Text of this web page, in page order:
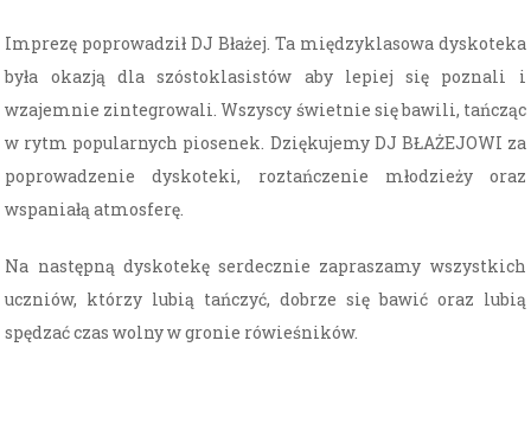
Imprezę poprowadził DJ Błażej. Ta międzyklasowa dyskoteka
była okazją dla szóstoklasistów aby lepiej się poznali i
wzajemnie zintegrowali. Wszyscy świetnie się bawili, tańcząc
w rytm popularnych piosenek. Dziękujemy DJ BŁAŻEJOWI za
poprowadzenie dyskoteki, roztańczenie młodzieży oraz
wspaniałą atmosferę.
Na następną dyskotekę serdecznie zapraszamy wszystkich
uczniów, którzy lubią tańczyć, dobrze się bawić oraz lubią
spędzać czas wolny w gronie rówieśników.